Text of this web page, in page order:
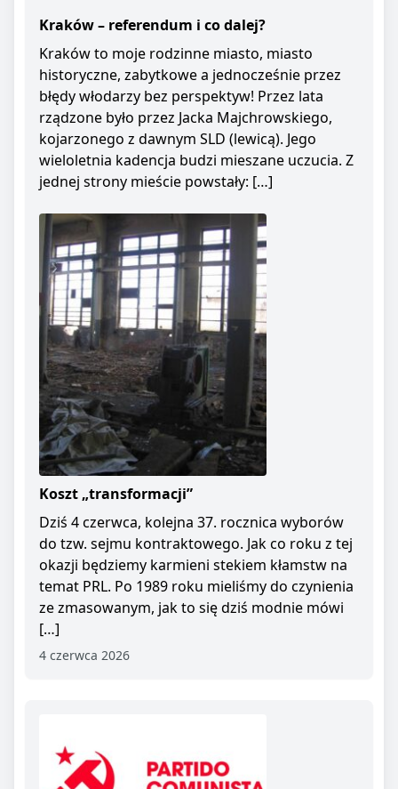
Kraków – referendum i co dalej?
Kraków to moje rodzinne miasto, miasto
historyczne, zabytkowe a jednocześnie przez
błędy włodarzy bez perspektyw! Przez lata
rządzone było przez Jacka Majchrowskiego,
kojarzonego z dawnym SLD (lewicą). Jego
wieloletnia kadencja budzi mieszane uczucia. Z
jednej strony mieście powstały: […]
Koszt „transformacji”
Dziś 4 czerwca, kolejna 37. rocznica wyborów
do tzw. sejmu kontraktowego. Jak co roku z tej
okazji będziemy karmieni stekiem kłamstw na
temat PRL. Po 1989 roku mieliśmy do czynienia
ze zmasowanym, jak to się dziś modnie mówi
[…]
4 czerwca 2026